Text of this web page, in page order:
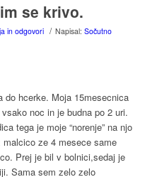
se krivo.
in odgovori / Napisal: Sočutno
do hcerke. Moja 15mesecnica
noc in je budna po 2 uri.
tega je moje “norenje” na njo
ze 4 mesece same
Prej je bil v bolnici,sedaj je
Sama sem zelo zelo